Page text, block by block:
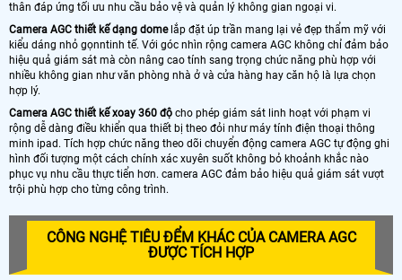
thân đáp ứng tối ưu nhu cầu bảo vệ và quản lý không gian ngoại vi.
Camera AGC thiết kế dạng domelắp đặt úp trần mang lại vẻ đẹp thẩm mỹ với
kiểu dáng nhỏ gọnntinh tế. Với góc nhìn rộng camera AGC không chỉ đảm bảo
hiệu quả giám sát mà còn nâng cao tính sang trọng chức năng phù hợp với
nhiều không gian như văn phòng nhà ở và cửa hàng hay căn hộ là lựa chọn
hợp lý.
Camera AGC thiết kế xoay 360 độ cho phép giám sát linh hoạt với phạm vi
rộng dễ dàng điều khiển qua thiết bị theo đỏi như máy tính điện thoại thông
minh ipad. Tích hợp chức năng theo dõi chuyển động camera AGC tự động ghi
hình đối tượng một cách chính xác xuyên suốt không bỏ khoảnh khắc nào
phục vụ nhu cầu thực tiển hơn. camera AGC đảm bảo hiệu quả giám sát vượt
trội phù hợp cho từng công trình.
CÔNG NGHỆ TIÊU ĐỂM KHÁC CỦA CAMERA AGC
ĐƯỢC TÍCH HỢP